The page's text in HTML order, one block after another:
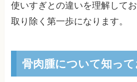
使いすぎとの違いを理解して
取り除く第一歩になります。
骨肉腫について知って